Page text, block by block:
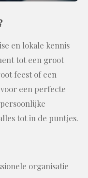
en lokale kennis
tot een groot
feest of een
een perfecte
tot in de puntjes.
organisatie